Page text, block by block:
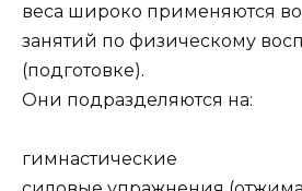
веса широко применяются
занятий по физическому
(подготовке).
Они подразделяются на:
гимнастические